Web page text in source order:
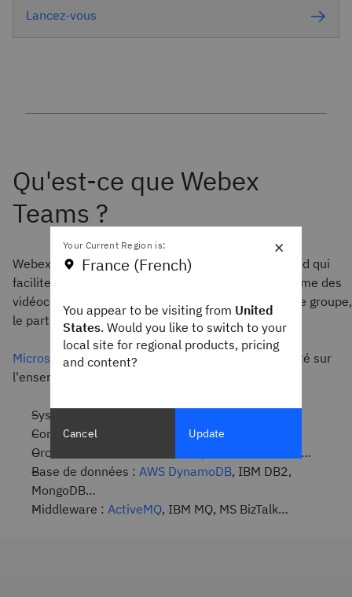
Lancez-vous
Webex Teams est une application basée sur le cloud qui
facilite le travail d'équipe en offrant des outils comme des
vidéoconférences, des réunions, une messagerie de groupe,
le partage de fichiers et un tableau blanc.
Microservice Monitoring
d'Instana offre une visibilité sur
l'ensemble de la pile :
Systèmes d'exploitation :
Conteneurs :
, containerd…
Orchestration :
, OpenShift, Rancher…
Base de données : AWS DynamoDB, IBM DB2,
MongoDB…
Middleware : ActiveMQ, IBM MQ, MS BizTalk…
×
Your Current Region is:
France (French)
You appear to be visiting from United
States. Would you like to switch to your
local site for regional products, pricing
and content?
Cancel Update